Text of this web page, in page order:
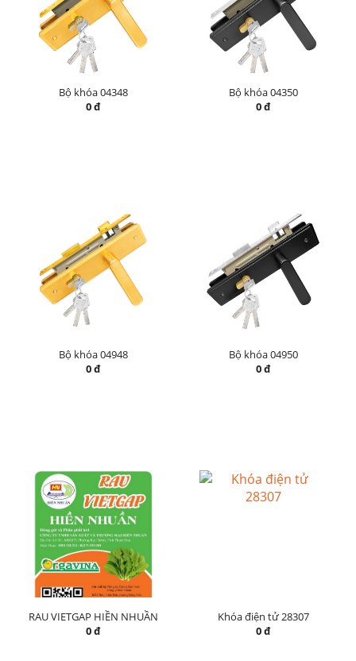
Bộ khóa 04348
0 đ
Bộ khóa 04350
0 đ
Bộ khóa 04948
0 đ
Bộ khóa 04950
0 đ
RAU VIETGAP HIỀN NHUẦN
0 đ
Khóa điện tử 28307
0 đ